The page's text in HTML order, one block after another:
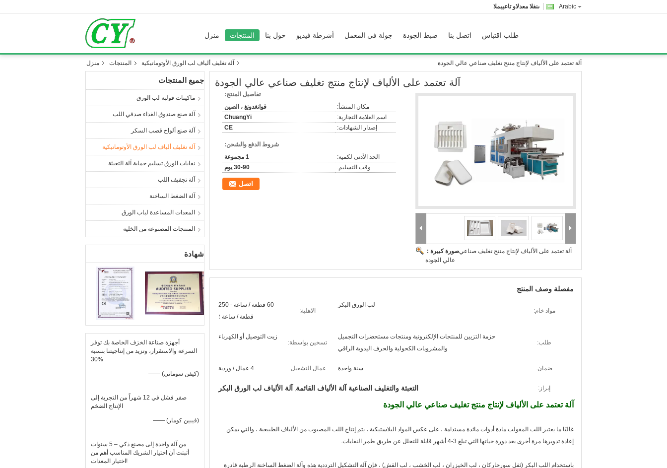
Arabic المبيعات والدعم الفنى
منزل المنتجات حول بنا أشرطة فيديو جولة في المعمل ضبط الجودة اتصل بنا طلب اقتباس
منزل المنتجات آلة تغليف ألياف لب الورق الأوتوماتيكية آلة تعتمد على الألياف لإنتاج منتج تغليف صناعي عالي الجودة
جميع المنتجات
ماكينات قولبة لب الورق
آلة صنع صندوق الغداء صدفي اللب
آلة صنع ألواح قصب السكر
آلة تغليف ألياف لب الورق الأوتوماتيكية
نفايات الورق تسليم حماية آلة التعبئة
آلة تجفيف اللب
آلة الضغط الساخنة
المعدات المساعدة لباب الورق
المنتجات المصنوعة من الخلية
شهادة
أجهزة صناعة الخزف الخاصة بك توفر
السرعة والاستقرار، وتزيد من إنتاجيتنا بنسبة
30%
—— (كيفن سوماني)
صفر فشل في 12 شهراً من التجربة إلى
الإنتاج الضخم
—— (فيبين كومار)
من آلة واحدة إلى مصنع ذكي – 5 سنوات
أثبتت أن اختيار الشريك المناسب أهم من
اختيار المعدات!
آلة تعتمد على الألياف لإنتاج منتج تغليف صناعي عالي الجودة
صورة كبيرة :آلة تعتمد على الألياف لإنتاج منتج تغليف صناعي
عالي الجودة
تفاصيل المنتج:
مكان المنشأ:
قوانغدونغ ، الصين
اسم العلامة التجارية:
ChuangYi
إصدار الشهادات:
CE
شروط الدفع والشحن:
الحد الأدنى لكمية:
1 مجموعة
وقت التسليم:
30-90 يوم
اتصل
مفصلة وصف المنتج
مواد خام:
لب الورق البكر
الاهلية:
60 قطعة / ساعة - 250
قطعة / ساعة ؛
طلب:
حزمة التزيين للمنتجات الإلكترونية ومنتجات مستحضرات التجميل
والمشروبات الكحولية والحرف اليدوية الراقي
تسخين بواسطة:
زيت التوصيل أو الكهرباء
ضمان: سنة واحدة عمال التشغيل: 4 عمال / وردية
إبراز: التعبئة والتغليف الصناعية آلة الألياف القائمة, آلة الألياف لب الورق البكر
آلة تعتمد على الألياف لإنتاج منتج تغليف صناعي عالي الجودة
غالبًا ما يعتبر اللب المقولب مادة أدوات مائدة مستدامة ، على عكس المواد البلاستيكية ، يتم إنتاج اللب المصبوب من الألياف الطبيعية ، والتي يمكن
إعادة تدويرها مرة أخرى بعد دورة حياتها التي تبلغ 3-4 أشهر قابلة للتحلل عن طريق طمر النفايات.
باستخدام اللب البكر (ثفل سورجاركان ، لب الخيزران ، لب الخشب ، لب القش) ، فإن آلة التشكيل الترددية هذه وآلة الضغط الساخنة الرطبة قادرة